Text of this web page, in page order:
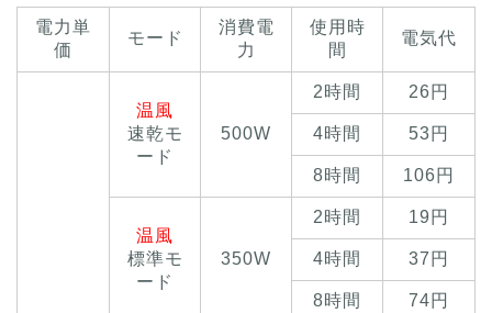
電力単
価
モード
消費電
力
使用時
間
電気代
温風
速乾モ
ード
500W
2時間 26円
4時間 53円
8時間 106円
温風
標準モ
ード
350W
2時間 19円
4時間 37円
8時間 74円